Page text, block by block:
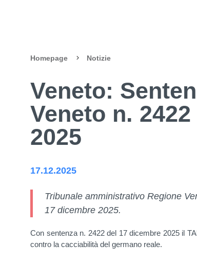
Homepage Notizie
Veneto:
Veneto n.
2025
17.12.2025
Tribunale amministrativo Regione
17 dicembre 2025.
Con sentenza n. 2422 del 17 dicembre 2025 il
contro la cacciabilità del germano reale.